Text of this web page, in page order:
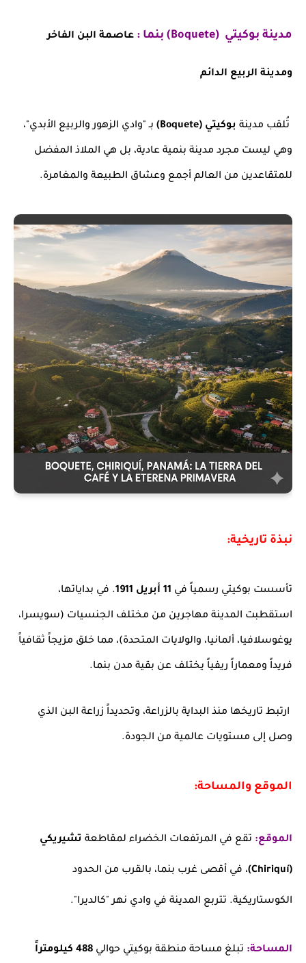
مدينة بوكيتي (Boquete) بنما : عاصمة البن الفاخر
ومدينة الربيع الدائم
تُلقب مدينة بوكيتي (Boquete) بـ "وادي الزهور والربيع الأبدي"،
وهي ليست مجرد مدينة بنمية عادية، بل هي الملاذ المفضل
للمتقاعدين من العالم أجمع وعشاق الطبيعة والمغامرة.
نبذة تاريخية:
تأسست بوكيتي رسمياً في 11 أبريل 1911 . في بداياتها،
استقطبت المدينة مهاجرين من مختلف الجنسيات (سويسرا،
يوغوسلافيا، ألمانيا، والولايات المتحدة)، مما خلق مزيجاً ثقافياً
فريداً ومعماراً ريفياً يختلف عن بقية مدن بنما.
ارتبط تاريخها منذ البداية بالزراعة، وتحديداً زراعة البن الذي
وصل إلى مستويات عالمية من الجودة.
الموقع والمساحة:
الموقع: تقع في المرتفعات الخضراء لمقاطعة تشيريكي
(Chiriquí) ، في أقصى غرب بنما، بالقرب من الحدود
الكوستاريكية. تتربع المدينة في وادي نهر "كالديرا".
المساحة: تبلغ مساحة منطقة بوكيتي حوالي 488 كيلومتراً